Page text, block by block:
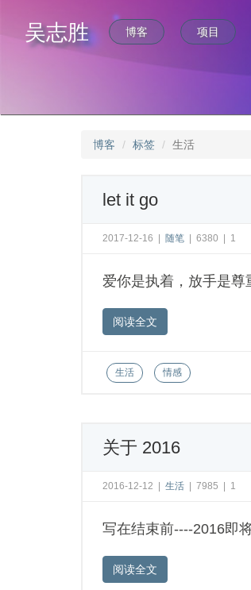
吴志胜 博客 项目
博客 标签 生活
let it go
2017-12-16 | 随笔 | 6380 | 1
爱你是执着，放手是尊
阅读全文
生活 情感
关于 2016
2016-12-12 | 生活 | 7985 | 1
写在结束前----2016即
阅读全文